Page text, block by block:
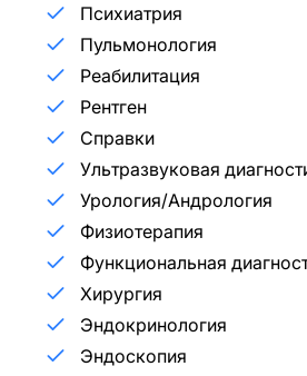
Психиатрия
Пульмонология
Реабилитация
Рентген
Справки
Ультразвуковая
Урология/Андрология
Физиотерапия
Функциональная
Хирургия
Эндокринология
Эндоскопия